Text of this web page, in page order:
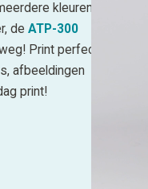
kleuren
de ATP-300
Print perfect
afbeeldingen
print!